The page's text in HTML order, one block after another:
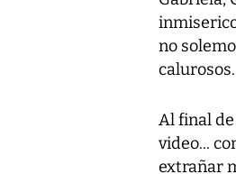
no
Al final
video...
extrañar